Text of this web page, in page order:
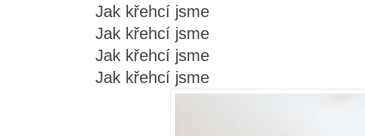
Jak křehcí jsme
Jak křehcí jsme
Jak křehcí jsme
Jak křehcí jsme